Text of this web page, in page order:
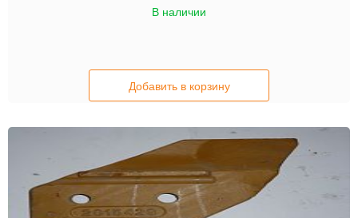
В наличии
Добавить в корзину